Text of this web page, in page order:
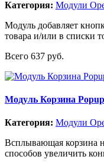
Категория: Модули
Модуль добавляет
товара и/или в списки
Всего 637 руб.
Модуль Корзина
Категория: Модули
Всплывающая корзина
способов увеличить